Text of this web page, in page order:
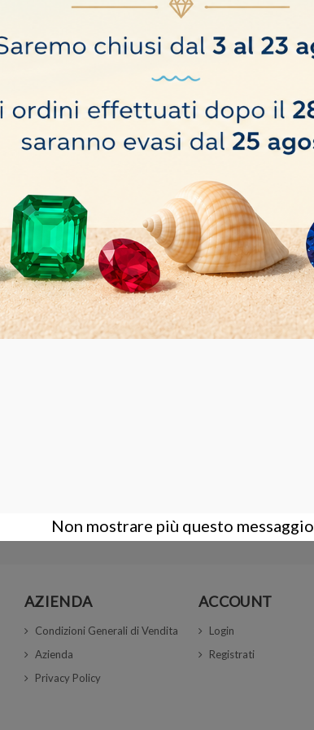
comprato anche:
AZIENDA
Condizioni Generali di Vendita
Azienda
Privacy Policy
ACCOUNT
Login
Registrati
Non mostrare più questo messaggio